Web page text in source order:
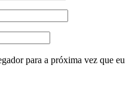
para a próxima vez que eu